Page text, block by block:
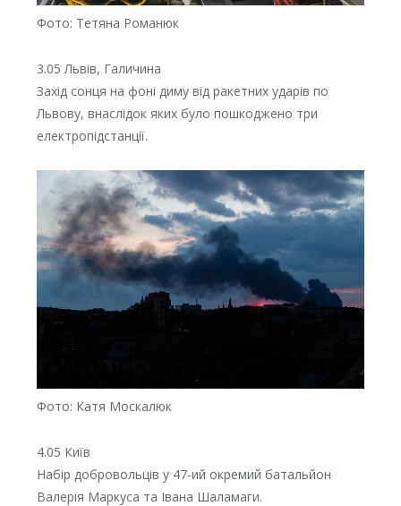
Фото: Тетяна Романюк
3.05 Львів, Галичина
Захід сонця на фоні диму від ракетних ударів по
Львову, внаслідок яких було пошкоджено три
електропідстанції.
Фото: Катя Москалюк
4.05 Київ
Набір добровольців у 47-ий окремий батальйон
Валерія Маркуса та Івана Шаламаги.